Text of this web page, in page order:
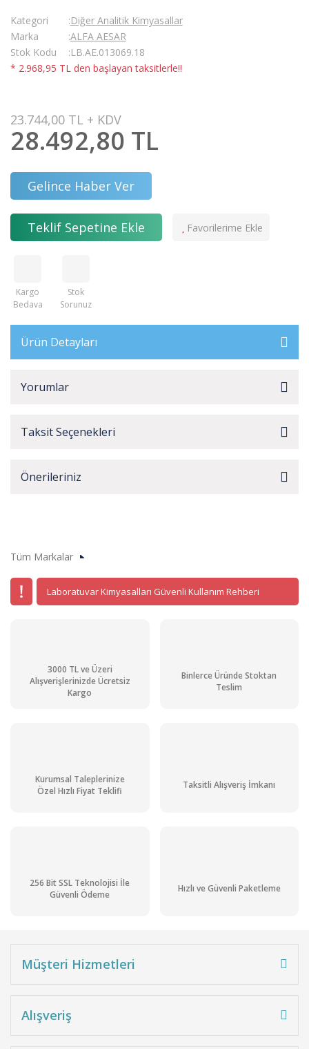
Kategori
Diğer Analitik Kimyasallar
Marka
ALFA AESAR
Stok Kodu
LB.AE.013069.18
* 2.968,95 TL den başlayan taksitlerle!!
23.744,00 TL + KDV
28.492,80 TL
Gelince Haber Ver
Teklif Sepetine Ekle
Kargo
Bedava
Stok
Sorunuz
Ürün Detayları
Yorumlar
Taksit Seçenekleri
Önerileriniz
Tüm Markalar
Laboratuvar Kimyasalları Güvenli Kullanım Rehberi
3000 TL ve Üzeri
Alışverişlerinizde Ücretsiz
Kargo
Binlerce Üründe Stoktan
Teslim
Kurumsal Taleplerinize
Özel Hızlı Fiyat Teklifi
Taksitli Alışveriş İmkanı
256 Bit SSL Teknolojisi İle
Güvenli Ödeme
Hızlı ve Güvenli Paketleme
Müşteri Hizmetleri
Alışveriş